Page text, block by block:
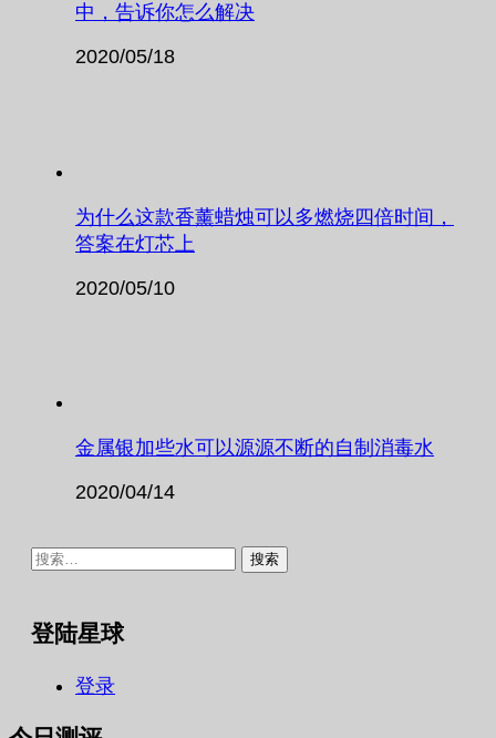
中，告诉你怎么解决
2020/05/18
为什么这款香薰蜡烛可以多燃烧四倍时间，
答案在灯芯上
2020/05/10
金属银加些水可以源源不断的自制消毒水
2020/04/14
搜
登陆星球
登录